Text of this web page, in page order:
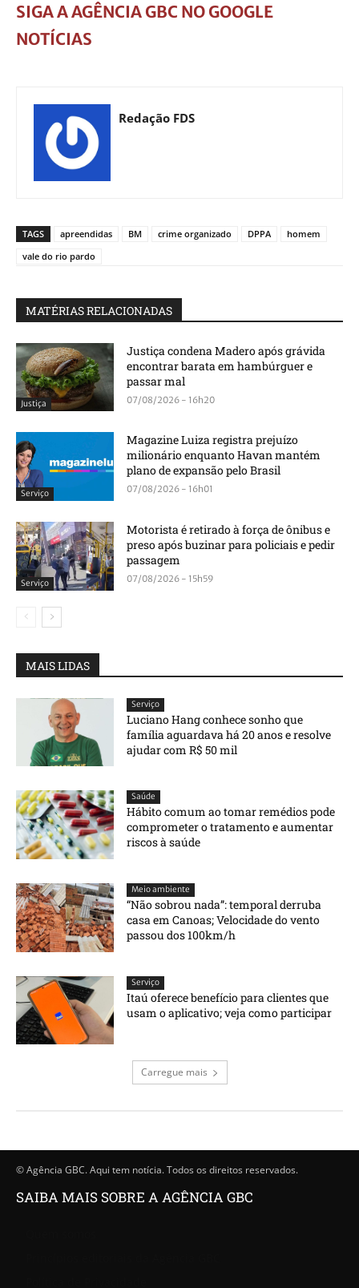
SIGA A AGÊNCIA GBC NO GOOGLE
NOTÍCIAS
Redação FDS
TAGS apreendidas BM crime organizado DPPA
homem
vale do rio pardo
MATÉRIAS RELACIONADAS
Justiça
Justiça condena Madero após grávida
encontrar barata em hambúrguer e
passar mal
07/08/2026 - 16h20
Serviço
Magazine Luiza registra prejuízo
milionário enquanto Havan mantém
plano de expansão pelo Brasil
07/08/2026 - 16h01
Serviço
Motorista é retirado à força de ônibus e
preso após buzinar para policiais e pedir
passagem
07/08/2026 - 15h59
MAIS LIDAS
Serviço
Luciano Hang conhece sonho que
família aguardava há 20 anos e resolve
ajudar com R$ 50 mil
Saúde
Hábito comum ao tomar remédios pode
comprometer o tratamento e aumentar
riscos à saúde
Meio ambiente
“Não sobrou nada”: temporal derruba
casa em Canoas; Velocidade do vento
passou dos 100km/h
Serviço
Itaú oferece benefício para clientes que
usam o aplicativo; veja como participar
Carregue mais
© Agência GBC. Aqui tem notícia. Todos os direitos reservados.
SAIBA MAIS SOBRE A AGÊNCIA GBC